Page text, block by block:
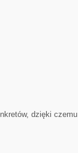
dzięki czemu